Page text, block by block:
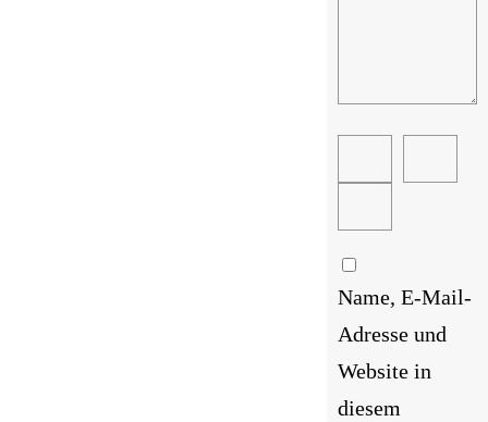
Name, E-Mail-
Adresse und
Website in
diesem